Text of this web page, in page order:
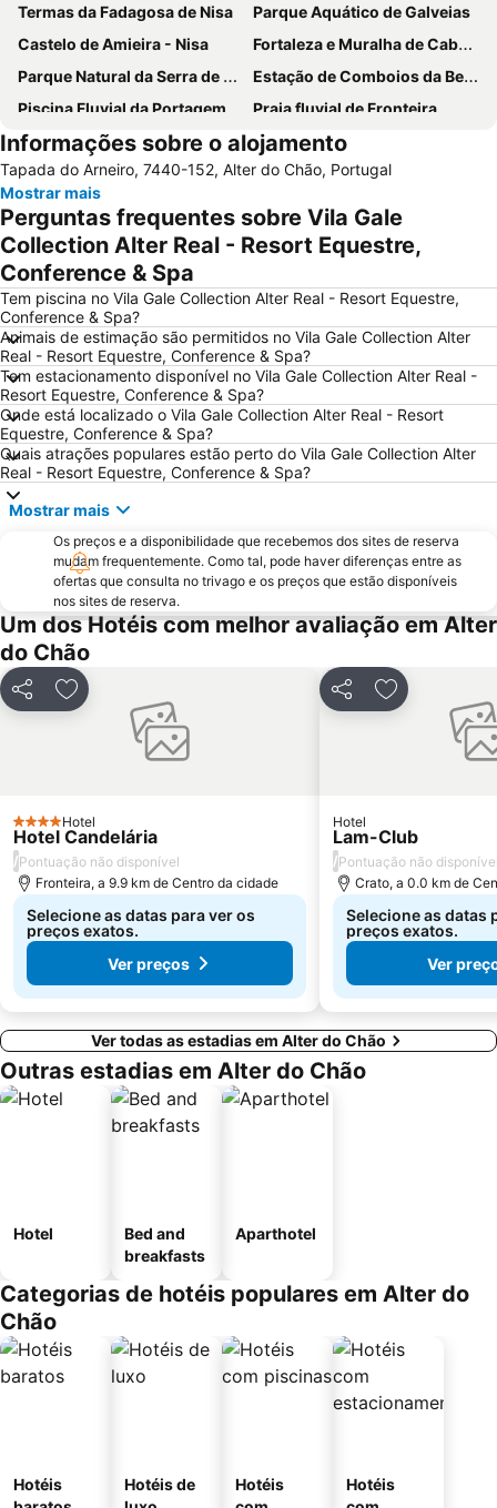
Termas da Fadagosa de Nisa
Parque Aquático de Galveias
Castelo de Amieira - Nisa
Fortaleza e Muralha de Cabeço de Vide
Parque Natural da Serra de São Mamede
Estação de Comboios da Beirã
Piscina Fluvial da Portagem
Praia fluvial de Fronteira
Castelo Marvão
Parque Ecológico do Gameiro
Estação do Fratel
Mosteiro de Santa Maria de Flor da Rosa
Parque Aquático do Crato
Fluvial de Ortiga
Pelourinho de Montargil
Ponte Romana da Portagem
Central de Camionagem de Estremoz
Igreja da Aldeia Velha
Centro Lazer da Portagem
Igreja do Convento de Santo António
Pelourinho de Cabeção
Anta de Pavia
Villa Lusitano-Romana de Torre de Palma
Estátua de Don Pedro V
Casa Amarela
Igreja Matriz de Santo António das Areias
Casa Emblemática da Rua de Olivença
Fonte da Vila
Castelo de Belver
Informações sobre o alojamento
Tapada do Arneiro, 7440-152, Alter do Chão, Portugal
Mostrar mais
Perguntas frequentes sobre Vila Gale
Collection Alter Real - Resort Equestre,
Conference & Spa
Tem piscina no Vila Gale Collection Alter Real - Resort Equestre,
Conference & Spa?
Animais de estimação são permitidos no Vila Gale Collection Alter
Real - Resort Equestre, Conference & Spa?
Tem estacionamento disponível no Vila Gale Collection Alter Real -
Resort Equestre, Conference & Spa?
Onde está localizado o Vila Gale Collection Alter Real - Resort
Equestre, Conference & Spa?
Quais atrações populares estão perto do Vila Gale Collection Alter
Real - Resort Equestre, Conference & Spa?
Mostrar mais
Os preços e a disponibilidade que recebemos dos sites de reserva
mudam frequentemente. Como tal, pode haver diferenças entre as
ofertas que consulta no trivago e os preços que estão disponíveis
nos sites de reserva.
Um dos Hotéis com melhor avaliação em Alter
do Chão
PartilharAdicionar aos favoritos
4 Estrelas
Hotel
Hotel Candelária
/Pontuação não disponível
Fronteira, a 9.9 km de Centro da cidade
Selecione as datas para ver os
preços exatos.
Ver preços
PartilharAdicionar
Hotel
Lam-Club
/Pontuação não
Crato, a 0.0 km de
Selecione as datas
preços exatos.
Ver
Ver todas as estadias em Alter do Chão
Outras estadias em Alter do Chão
Hotel
Bed and
breakfasts
Aparthotel
Categorias de hotéis populares em Alter do
Chão
Hotéis
Hotéis de
Hotéis
Hotéis